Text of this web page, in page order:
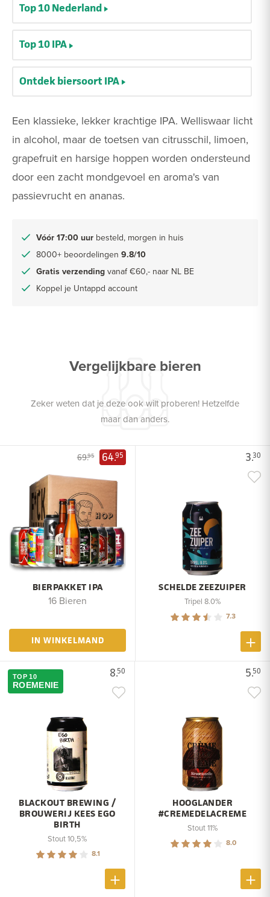
Een klassieke, lekker krachtige IPA. Welliswaar licht
in alcohol, maar de toetsen van citrusschil, limoen,
grapefruit en harsige hoppen worden ondersteund
door een zacht mondgevoel en aroma's van
passievrucht en ananas.
Vóór 17:00 uur besteld, morgen in huis
8000+ beoordelingen 9.8/10
Gratis verzending vanaf €60,- naar NL BE
Koppel je Untappd account
Top 10 Nederland
Top 10 IPA
Ontdek biersoort IPA
Vergelijkbare bieren
Zeker weten dat je deze ook wilt proberen! Hetzelfde
maar dan anders.
69.95 64.95
BIERPAKKET IPA
16 Bieren
IN WINKELMAND
3.30
SCHELDE ZEEZUIPER
Tripel 8.0%
7.3
8.50
TOP 10
ROEMENIE
BLACKOUT BREWING /
BROUWERIJ KEES EGO
BIRTH
Stout 10,5%
8.1
5.50
HOOGLANDER
#CREMEDELACREME
Stout 11%
8.0